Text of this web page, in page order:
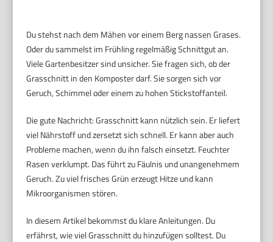
Du stehst nach dem Mähen vor einem Berg nassen Grases.
Oder du sammelst im Frühling regelmäßig Schnittgut an.
Viele Gartenbesitzer sind unsicher. Sie fragen sich, ob der
Grasschnitt in den Komposter darf. Sie sorgen sich vor
Geruch, Schimmel oder einem zu hohen Stickstoffanteil.
Die gute Nachricht: Grasschnitt kann nützlich sein. Er liefert
viel Nährstoff und zersetzt sich schnell. Er kann aber auch
Probleme machen, wenn du ihn falsch einsetzt. Feuchter
Rasen verklumpt. Das führt zu Fäulnis und unangenehmem
Geruch. Zu viel frisches Grün erzeugt Hitze und kann
Mikroorganismen stören.
In diesem Artikel bekommst du klare Anleitungen. Du
erfährst, wie viel Grasschnitt du hinzufügen solltest. Du